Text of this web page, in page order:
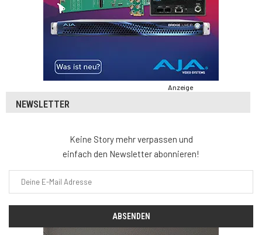
Anzeige
NEWSLETTER
Keine Story mehr verpassen und
einfach den Newsletter abonnieren!